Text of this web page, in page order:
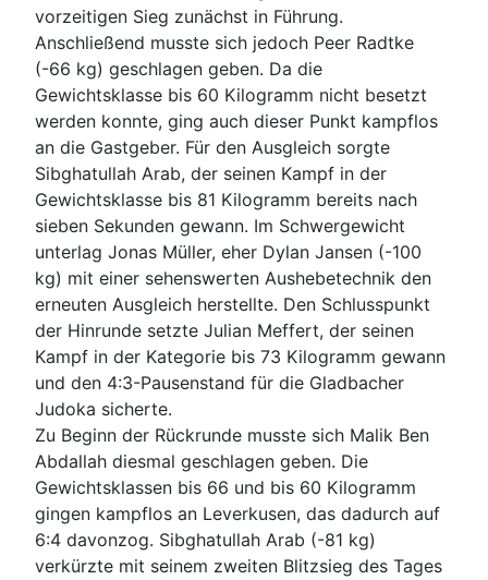
vorzeitigen Sieg zunächst in Führung.
Anschließend musste sich jedoch Peer Radtke
(-66 kg) geschlagen geben. Da die
Gewichtsklasse bis 60 Kilogramm nicht besetzt
werden konnte, ging auch dieser Punkt kampflos
an die Gastgeber. Für den Ausgleich sorgte
Sibghatullah Arab, der seinen Kampf in der
Gewichtsklasse bis 81 Kilogramm bereits nach
sieben Sekunden gewann. Im Schwergewicht
unterlag Jonas Müller, eher Dylan Jansen (-100
kg) mit einer sehenswerten Aushebetechnik den
erneuten Ausgleich herstellte. Den Schlusspunkt
der Hinrunde setzte Julian Meffert, der seinen
Kampf in der Kategorie bis 73 Kilogramm gewann
und den 4:3-Pausenstand für die Gladbacher
Judoka sicherte.
Zu Beginn der Rückrunde musste sich Malik Ben
Abdallah diesmal geschlagen geben. Die
Gewichtsklassen bis 66 und bis 60 Kilogramm
gingen kampflos an Leverkusen, das dadurch auf
6:4 davonzog. Sibghatullah Arab (-81 kg)
verkürzte mit seinem zweiten Blitzsieg des Tages